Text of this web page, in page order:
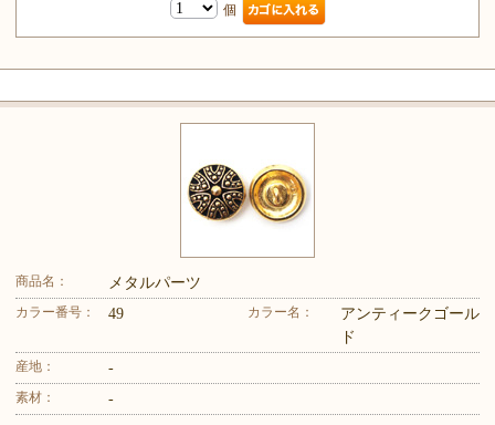
個
商品名： メタルパーツ
カラー番号： 49 カラー名：
アンティークゴール
ド
産地： -
素材： -